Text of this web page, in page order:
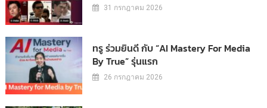
31 กรกฎาคม 2026
ทรู ร่วมยินดี กับ “AI Mastery For Media
By True” รุ่นแรก
26 กรกฎาคม 2026